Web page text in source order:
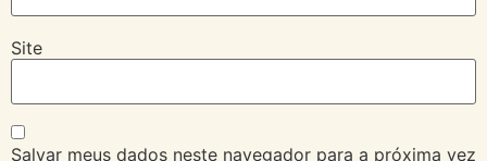
Site
Salvar meus dados neste navegador para a próxima vez